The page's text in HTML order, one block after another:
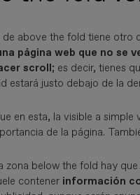
above the fold tiene otro
página web que no se
scroll; es decir, tienes
estará justo debajo de la
en esta, la visible a
de la página.
zona below the fold hay que
contener información